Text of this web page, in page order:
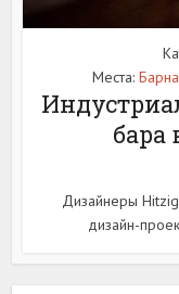
Места:
бара
Дизайнеры
дизайн-